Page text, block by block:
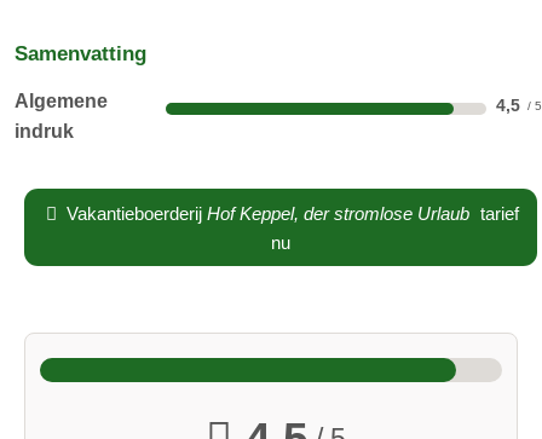
Samenvatting
Algemene
indruk
4,5
VakantieboerderijHof Keppel, der stromlose Urlaub tarief
nu